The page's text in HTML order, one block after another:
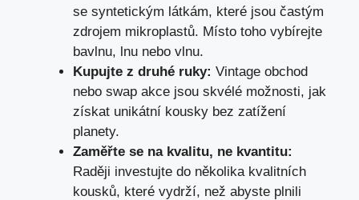
se syntetickým látkám, které jsou častým
zdrojem mikroplastů. Místo toho vybírejte
bavlnu, lnu nebo vlnu.
Kupujte z druhé ruky: Vintage obchod
nebo swap akce jsou skvélé možnosti, jak
získat unikátní kousky bez zatížení
planety.
Zaměřte se na kvalitu, ne kvantitu:
Raději investujte do několika kvalitních
kousků, které vydrží, než abyste plnili